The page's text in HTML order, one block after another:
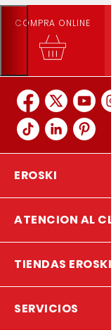
COMPRA ONLINE
EROSKI
ATENCION AL
TIENDAS EROSKI
SERVICIOS